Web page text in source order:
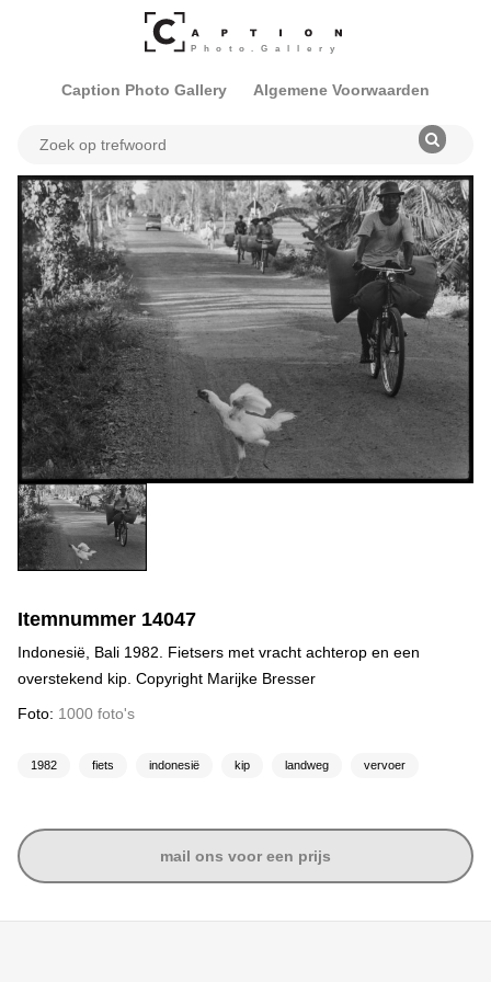
Caption Photo Gallery Algemene Voorwaarden
Itemnummer 14047
Indonesië, Bali 1982. Fietsers met vracht achterop en een
overstekend kip. Copyright Marijke Bresser
Foto: 1000 foto's
1982 fiets indonesië kip landweg vervoer
mail ons voor een prijs